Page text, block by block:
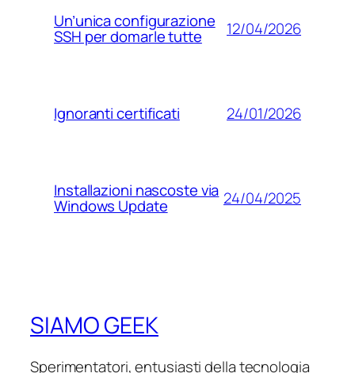
Un’unica configurazione
SSH per domarle tutte 12/04/2026
Ignoranti certificati 24/01/2026
Installazioni nascoste via
Windows Update 24/04/2025
SIAMO GEEK
Sperimentatori, entusiasti della tecnologia